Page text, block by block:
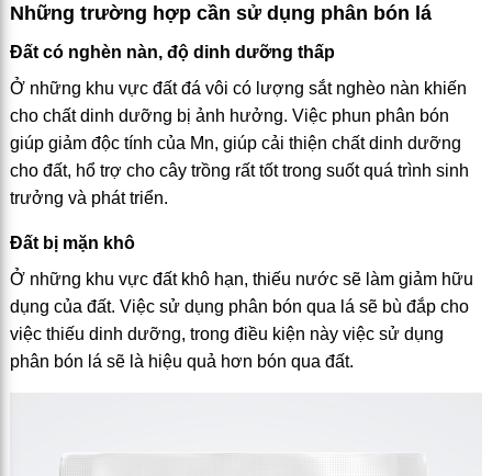
Những trường hợp cần sử dụng phân bón lá
Đất có nghèn nàn, độ dinh dưỡng thấp
Ở những khu vực đất đá vôi có lượng sắt nghèo nàn khiến
cho chất dinh dưỡng bị ảnh hưởng. Việc phun phân bón
giúp giảm độc tính của Mn, giúp cải thiện chất dinh dưỡng
cho đất, hổ trợ cho cây trồng rất tốt trong suốt quá trình sinh
trưởng và phát triển.
Đất bị mặn khô
Ở những khu vực đất khô hạn, thiếu nước sẽ làm giảm hữu
dụng của đất. Việc sử dụng phân bón qua lá sẽ bù đắp cho
việc thiếu dinh dưỡng, trong điều kiện này việc sử dụng
phân bón lá sẽ là hiệu quả hơn bón qua đất.